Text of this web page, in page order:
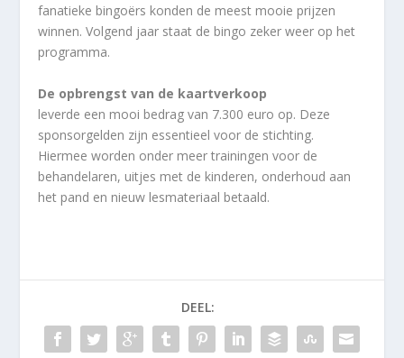
fanatieke bingoërs konden de meest mooie prijzen
winnen. Volgend jaar staat de bingo zeker weer op het
programma.
De opbrengst van de kaartverkoop
leverde een mooi bedrag van 7.300 euro op. Deze
sponsorgelden zijn essentieel voor de stichting.
Hiermee worden onder meer trainingen voor de
behandelaren, uitjes met de kinderen, onderhoud aan
het pand en nieuw lesmateriaal betaald.
DEEL: